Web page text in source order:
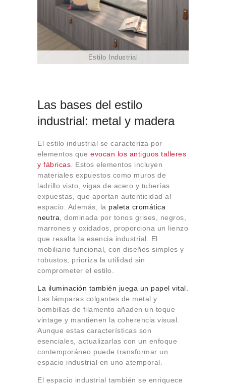
Estilo Industrial
Las bases del estilo
industrial: metal y madera
El estilo industrial se caracteriza por
elementos que evocan los antiguos talleres
y fábricas . Estos elementos incluyen
materiales expuestos como muros de
ladrillo visto, vigas de acero y tuberías
expuestas, que aportan autenticidad al
espacio. Además, la paleta cromática
neutra , dominada por tonos grises, negros,
marrones y oxidados, proporciona un lienzo
que resalta la esencia industrial. El
mobiliario funcional, con diseños simples y
robustos, prioriza la utilidad sin
comprometer el estilo.
La iluminación también juega un papel vital.
Las lámparas colgantes de metal y
bombillas de filamento añaden un toque
vintage y mantienen la coherencia visual.
Aunque estas características son
esenciales, actualizarlas con un enfoque
contemporáneo puede transformar un
espacio industrial en uno atemporal.
El espacio industrial también se enriquece